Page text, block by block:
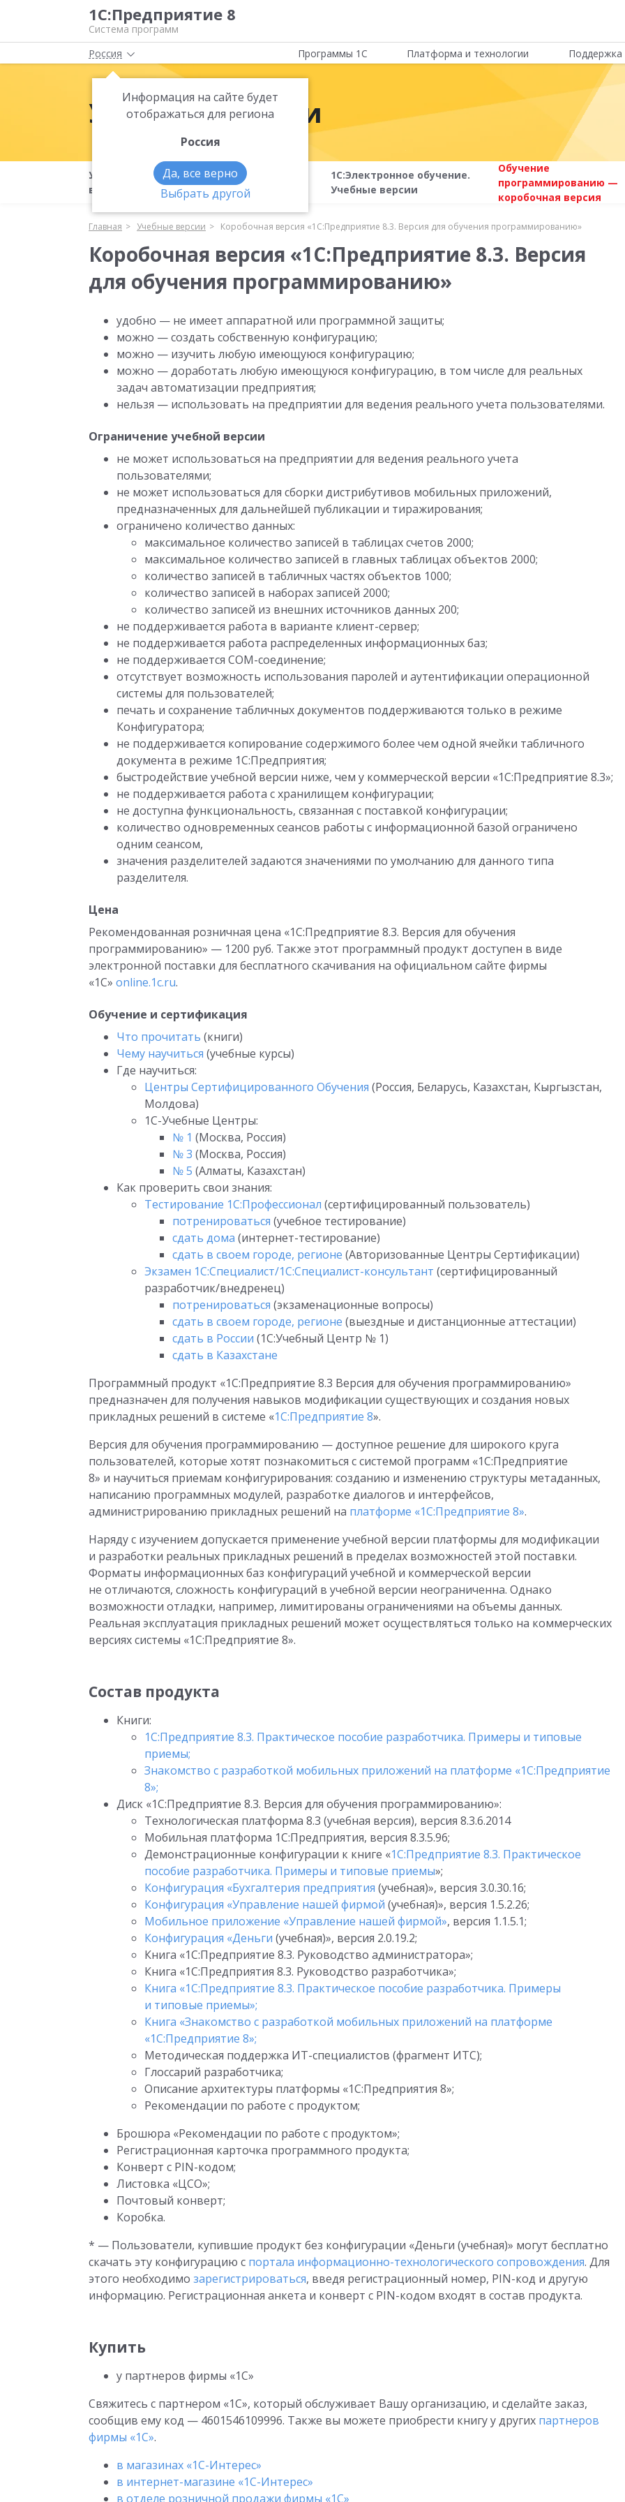
1С:Предприятие 8
Система программ
Россия
Информация на сайте будет
отображаться для региона
Россия
Да, все верно
Выбрать другой
Программы 1С Платформа и технологии Поддержка
Учебные версии
Учебные
версии
1С:Бухгалтерия 8. Учебная
версия
1С:Электронное обучение.
Учебные версии
Обучение
программированию —
коробочная версия
Главная Учебные версии Коробочная версия «1С:Предприятие 8.3. Версия для обучения программированию»
Коробочная версия «1С:Предприятие 8.3. Версия
для обучения программированию»
удобно — не имеет аппаратной или программной защиты;
можно — создать собственную конфигурацию;
можно — изучить любую имеющуюся конфигурацию;
можно — доработать любую имеющуюся конфигурацию, в том числе для реальных
задач автоматизации предприятия;
нельзя — использовать на предприятии для ведения реального учета пользователями.
Ограничение учебной версии
не может использоваться на предприятии для ведения реального учета
пользователями;
не может использоваться для сборки дистрибутивов мобильных приложений,
предназначенных для дальнейшей публикации и тиражирования;
ограничено количество данных:
максимальное количество записей в таблицах счетов 2000;
максимальное количество записей в главных таблицах объектов 2000;
количество записей в табличных частях объектов 1000;
количество записей в наборах записей 2000;
количество записей из внешних источников данных 200;
не поддерживается работа в варианте клиент-сервер;
не поддерживается работа распределенных информационных баз;
не поддерживается COM-соединение;
отсутствует возможность использования паролей и аутентификации операционной
системы для пользователей;
печать и сохранение табличных документов поддерживаются только в режиме
Конфигуратора;
не поддерживается копирование содержимого более чем одной ячейки табличного
документа в режиме 1С:Предприятия;
быстродействие учебной версии ниже, чем у коммерческой версии «1С:Предприятие 8.3»;
не поддерживается работа с хранилищем конфигурации;
не доступна функциональность, связанная с поставкой конфигурации;
количество одновременных сеансов работы с информационной базой ограничено
одним сеансом,
значения разделителей задаются значениями по умолчанию для данного типа
разделителя.
Цена
Рекомендованная розничная цена «1С:Предприятие 8.3. Версия для обучения
программированию» — 1200 руб. Также этот программный продукт доступен в виде
электронной поставки для бесплатного скачивания на официальном сайте фирмы
«1С» online.1c.ru.
Обучение и сертификация
Что прочитать (книги)
Чему научиться (учебные курсы)
Где научиться:
Центры Сертифицированного Обучения (Россия, Беларусь, Казахстан, Кыргызстан,
Молдова)
1С-Учебные Центры:
№ 1 (Москва, Россия)
№ 3 (Москва, Россия)
№ 5 (Алматы, Казахстан)
Как проверить свои знания:
Тестирование 1С:Профессионал (сертифицированный пользователь)
потренироваться (учебное тестирование)
сдать дома (интернет-тестирование)
сдать в своем городе, регионе (Авторизованные Центры Сертификации)
Экзамен 1С:Специалист/1С:Специалист-консультант (сертифицированный
разработчик/внедренец)
потренироваться (экзаменационные вопросы)
сдать в своем городе, регионе (выездные и дистанционные аттестации)
сдать в России (1С:Учебный Центр № 1)
сдать в Казахстане
Программный продукт «1С:Предприятие 8.3 Версия для обучения программированию»
предназначен для получения навыков модификации существующих и создания новых
прикладных решений в системе «1С:Предприятие 8».
Версия для обучения программированию — доступное решение для широкого круга
пользователей, которые хотят познакомиться с системой программ «1С:Предприятие
8» и научиться приемам конфигурирования: созданию и изменению структуры метаданных,
написанию программных модулей, разработке диалогов и интерфейсов,
администрированию прикладных решений на платформе «1С:Предприятие 8».
Наряду с изучением допускается применение учебной версии платформы для модификации
и разработки реальных прикладных решений в пределах возможностей этой поставки.
Форматы информационных баз конфигураций учебной и коммерческой версии
не отличаются, сложность конфигураций в учебной версии неограниченна. Однако
возможности отладки, например, лимитированы ограничениями на объемы данных.
Реальная эксплуатация прикладных решений может осуществляться только на коммерческих
версиях системы «1С:Предприятие 8».
Состав продукта
Книги:
1С:Предприятие 8.3. Практическое пособие разработчика. Примеры и типовые
приемы;
Знакомство с разработкой мобильных приложений на платформе «1С:Предприятие
8»;
Диск «1С:Предприятие 8.3. Версия для обучения программированию»:
Технологическая платформа 8.3 (учебная версия), версия 8.3.6.2014
Мобильная платформа 1С:Предприятия, версия 8.3.5.96;
Демонстрационные конфигурации к книге «1С:Предприятие 8.3. Практическое
пособие разработчика. Примеры и типовые приемы»;
Конфигурация «Бухгалтерия предприятия (учебная)», версия 3.0.30.16;
Конфигурация «Управление нашей фирмой (учебная)», версия 1.5.2.26;
Мобильное приложение «Управление нашей фирмой», версия 1.1.5.1;
Конфигурация «Деньги (учебная)», версия 2.0.19.2;
Книга «1С:Предприятие 8.3. Руководство администратора»;
Книга «1С:Предприятия 8.3. Руководство разработчика»;
Книга «1С:Предприятие 8.3. Практическое пособие разработчика. Примеры
и типовые приемы»;
Книга «Знакомство с разработкой мобильных приложений на платформе
«1С:Предприятие 8»;
Методическая поддержка ИТ-специалистов (фрагмент ИТС);
Глоссарий разработчика;
Описание архитектуры платформы «1С:Предприятия 8»;
Рекомендации по работе с продуктом;
Брошюра «Рекомендации по работе с продуктом»;
Регистрационная карточка программного продукта;
Конверт с PIN-кодом;
Листовка «ЦСО»;
Почтовый конверт;
Коробка.
* — Пользователи, купившие продукт без конфигурации «Деньги (учебная)» могут бесплатно
скачать эту конфигурацию с портала информационно-технологического сопровождения. Для
этого необходимо зарегистрироваться, введя регистрационный номер, PIN-код и другую
информацию. Регистрационная анкета и конверт с PIN-кодом входят в состав продукта.
Купить
у партнеров фирмы «1С»
Свяжитесь с партнером «1С», который обслуживает Вашу организацию, и сделайте заказ,
сообщив ему код — 4601546109996. Также вы можете приобрести книгу у других партнеров
фирмы «1С».
в магазинах «1С-Интерес»
в интернет-магазине «1С-Интерес»
в отделе розничной продажи фирмы «1С»